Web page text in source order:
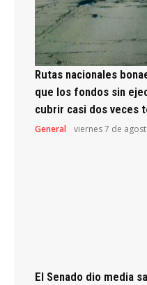
Rutas nacionales
que los fondos sin
cubrir casi dos veces
General viernes 7 de
El Senado dio media